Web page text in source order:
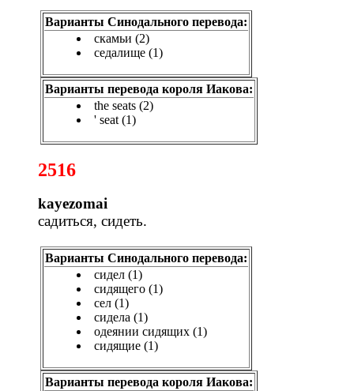
Варианты Синодального перевода:
скамьи (2)
седалище (1)
Варианты перевода короля Иакова:
the seats (2)
' seat (1)
2516
kayezomai
садиться, сидеть.
Варианты Синодального перевода:
сидел (1)
сидящего (1)
сел (1)
сидела (1)
одеянии сидящих (1)
сидящие (1)
Варианты перевода короля Иакова: